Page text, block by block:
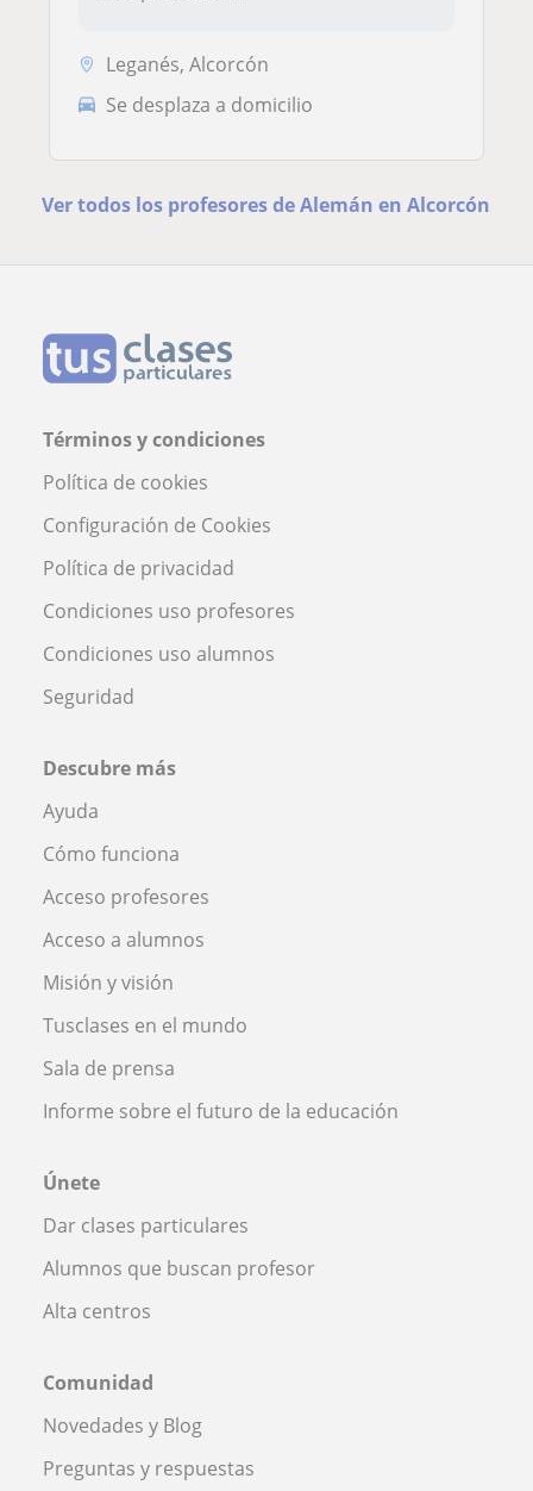
Leganés, Alcorcón
Se desplaza a domicilio
Ver todos los profesores de Alemán en Alcorcón
Términos y condiciones
Política de cookies
Configuración de Cookies
Política de privacidad
Condiciones uso profesores
Condiciones uso alumnos
Seguridad
Descubre más
Ayuda
Cómo funciona
Acceso profesores
Acceso a alumnos
Misión y visión
Tusclases en el mundo
Sala de prensa
Informe sobre el futuro de la educación
Únete
Dar clases particulares
Alumnos que buscan profesor
Alta centros
Comunidad
Novedades y Blog
Preguntas y respuestas